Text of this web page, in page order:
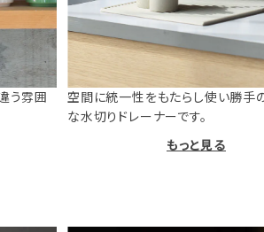
う雰囲
空間に統一性をもたらし使い勝手
な水切りドレーナーです。
もっと見る